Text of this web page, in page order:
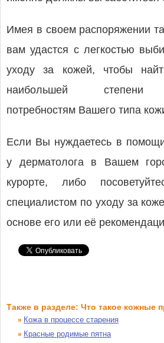
Имея в своем распоряжении
вам удастся с легкостью
уходу за кожей, чтобы
наибольшей степени
потребностям Вашего типа
Если Вы нуждаетесь в
у дерматолога в Вашем
курорте, либо
специалистом по уходу за
основе его или её
Также в разделе: Что такое кожные
» Кожа в процессе старения
» Красные родимые пятна